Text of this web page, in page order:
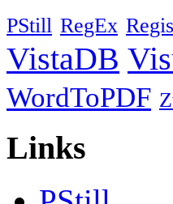
PStill RegEx
VistaDB
WordToPDF
Links